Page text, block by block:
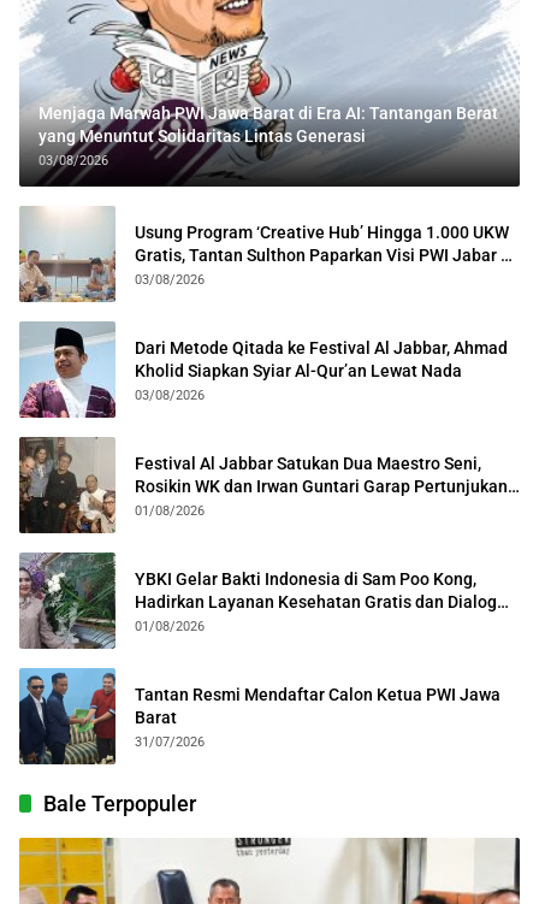
Menjaga Marwah PWI Jawa Barat di Era AI: Tantangan Berat
yang Menuntut Solidaritas Lintas Generasi
03/08/2026
Usung Program ‘Creative Hub’ Hingga 1.000 UKW
Gratis, Tantan Sulthon Paparkan Visi PWI Jabar di
Kota Bogor
03/08/2026
Dari Metode Qitada ke Festival Al Jabbar, Ahmad
Kholid Siapkan Syiar Al-Qur’an Lewat Nada
03/08/2026
Festival Al Jabbar Satukan Dua Maestro Seni,
Rosikin WK dan Irwan Guntari Garap Pertunjukan
Kolosal
01/08/2026
YBKI Gelar Bakti Indonesia di Sam Poo Kong,
Hadirkan Layanan Kesehatan Gratis dan Dialog
Kebangsaan
01/08/2026
Tantan Resmi Mendaftar Calon Ketua PWI Jawa
Barat
31/07/2026
Bale Terpopuler